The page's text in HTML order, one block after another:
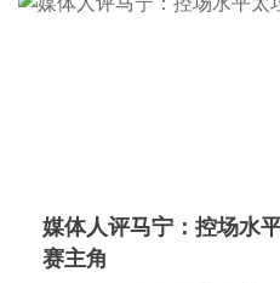
媒体人评马宁：控场水
赛主角